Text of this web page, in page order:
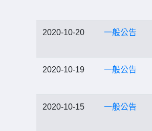
2020-10-20 一般公告
2020-10-19 一般公告
2020-10-15 一般公告